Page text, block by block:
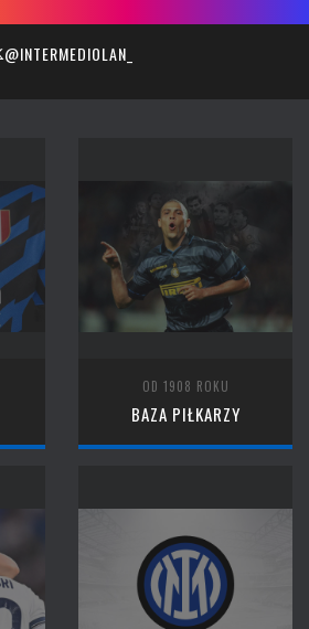
@INTERMEDIOLAN_
OD 1908 ROKU
BAZA PIŁKARZY